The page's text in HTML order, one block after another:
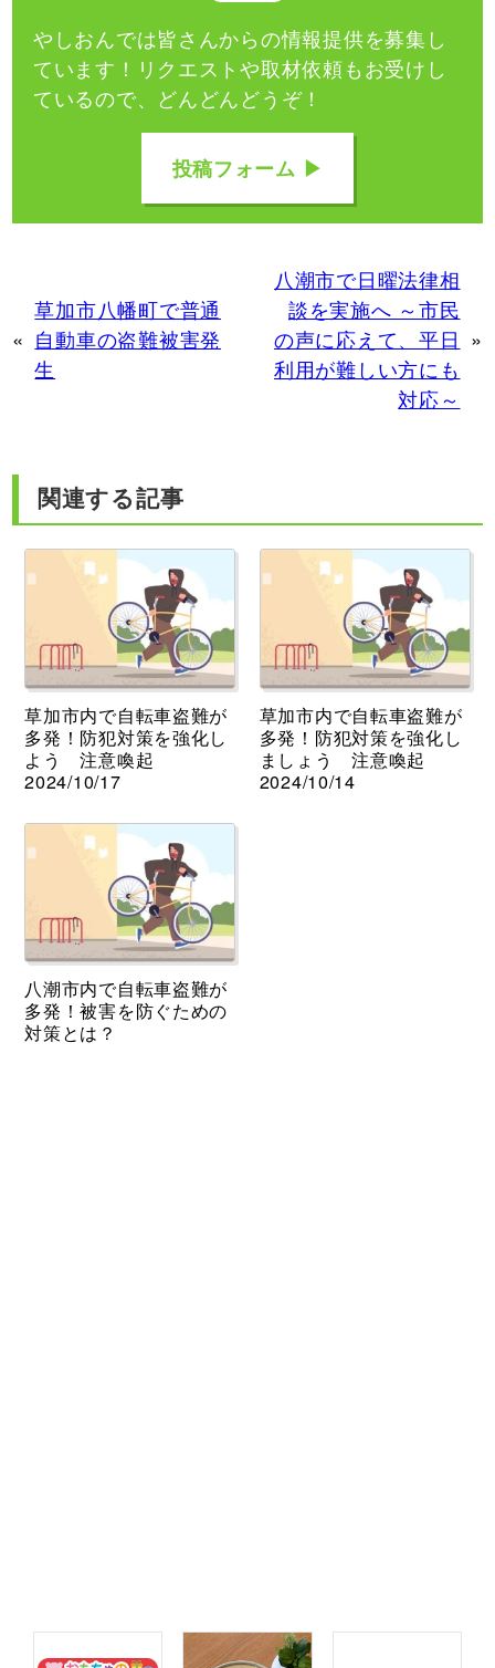
やしおんでは皆さんからの情報提供を募集し
ています！ リクエストや取材依頼もお受けし
ているので、どんどんどうぞ！
投稿フォーム ▶
«
草加市八幡町で普通
自動車の盗難被害発
生
八潮市で日曜法律相
談を実施へ ～市民
の声に応えて、平日
利用が難しい方にも
対応～
»
関連する記事
草加市内で自転車盗難が
多発！防犯対策を強化し
よう 注意喚起
2024/10/17
草加市内で自転車盗難が
多発！防犯対策を強化し
ましょう 注意喚起
2024/10/14
八潮市内で自転車盗難が
多発！被害を防ぐための
対策とは？